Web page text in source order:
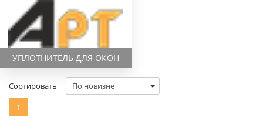
УПЛОТНИТЕЛЬ ДЛЯ ОКОН
1
Сортировать